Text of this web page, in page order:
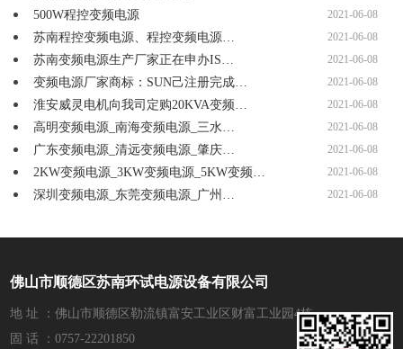
500W程控变频电源 2021-06-08
苏南程控变频电源、程控变频电源… 2021-06-08
苏南变频电源生产厂家正在申办IS… 2021-06-08
变频电源厂家商标：SUN己注册完成… 2021-06-08
淮安威灵电机向我司定购20KVA变频… 2021-06-08
高明变频电源_南海变频电源_三水… 2021-06-08
广东变频电源_清远变频电源_肇庆… 2021-06-08
2KW变频电源_3KW变频电源_5KW变频… 2021-06-08
深圳变频电源_东莞变频电源_广州… 2021-06-08
佛山市顺德区苏南环试电源设备有限公司
地 址 ：佛山市顺德区勒流镇富安工业区财富工业园4栋
固 话 ：0757-22201850